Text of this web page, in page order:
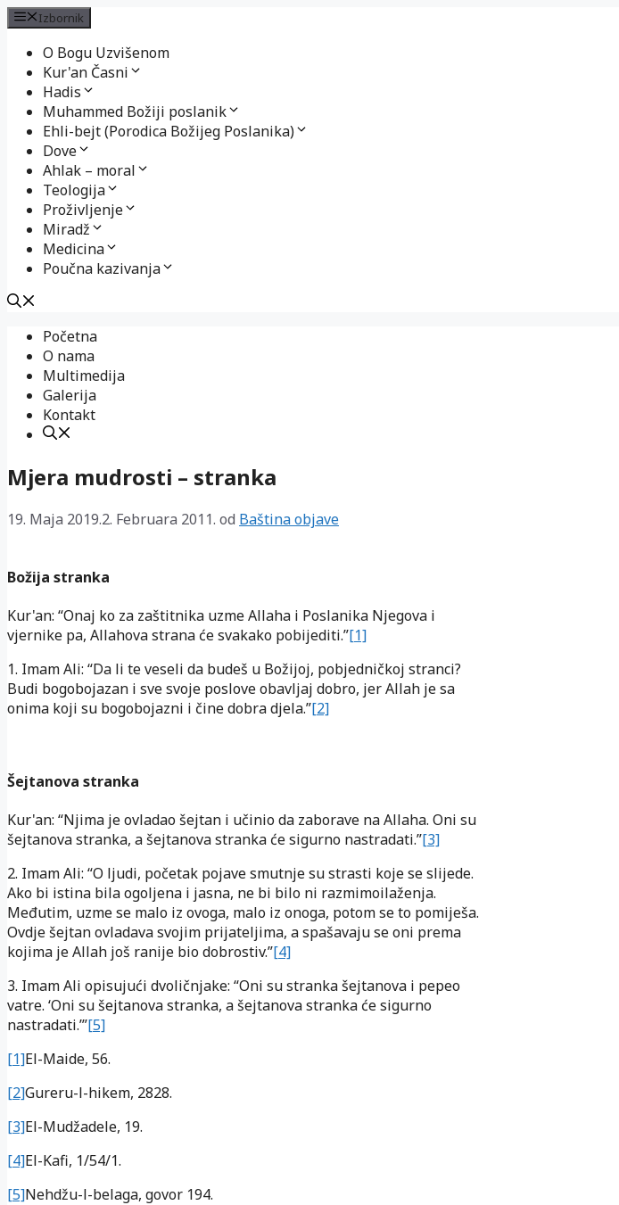
Izbornik
O Bogu Uzvišenom
Kur'an Časni
Hadis
Muhammed Božiji poslanik
Ehli-bejt (Porodica Božijeg Poslanika)
Dove
Ahlak – moral
Teologija
Proživljenje
Miradž
Medicina
Poučna kazivanja
sadržaj
Početna
O nama
Multimedija
Galerija
Kontakt
Mjera mudrosti – stranka
19. Maja 2019.2. Februara 2011. od Baština objave
Božija stranka
Kur'an: “Onaj ko za zaštitnika uzme Allaha i Poslanika Njegova i
vjernike pa, Allahova strana će svakako pobijediti.”[1]
1. Imam Ali: “Da li te veseli da budeš u Božijoj, pobjedničkoj stranci?
Budi bogobojazan i sve svoje poslove obavljaj dobro, jer Allah je sa
onima koji su bogobojazni i čine dobra djela.”[2]
Šejtanova stranka
Kur'an: “Njima je ovladao šejtan i učinio da zaborave na Allaha. Oni su
šejtanova stranka, a šejtanova stranka će sigurno nastradati.”[3]
2. Imam Ali: “O ljudi, početak pojave smutnje su strasti koje se slijede.
Ako bi istina bila ogoljena i jasna, ne bi bilo ni razmimoilaženja.
Međutim, uzme se malo iz ovoga, malo iz onoga, potom se to pomiješa.
Ovdje šejtan ovladava svojim prijateljima, a spašavaju se oni prema
kojima je Allah još ranije bio dobrostiv.”[4]
3. Imam Ali opisujući dvoličnjake: “Oni su stranka šejtanova i pepeo
vatre. ‘Oni su šejtanova stranka, a šejtanova stranka će sigurno
nastradati.’”[5]
[1]El-Maide, 56.
[2]Gureru-l-hikem, 2828.
[3]El-Mudžadele, 19.
[4]El-Kafi, 1/54/1.
[5]Nehdžu-l-belaga, govor 194.